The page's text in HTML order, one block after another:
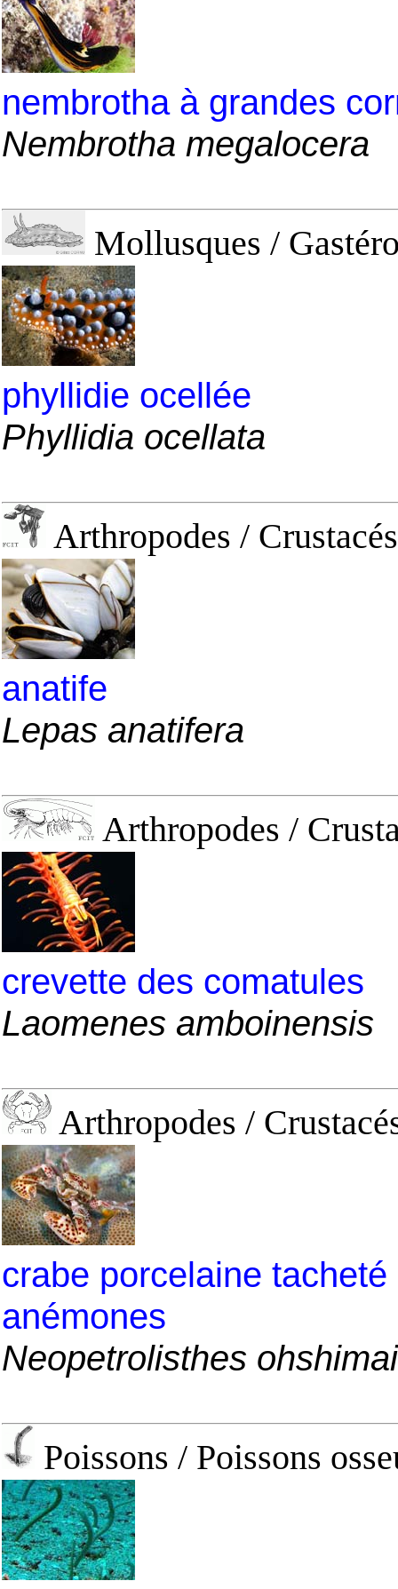
nembrotha à grandes
Nembrotha megalocera
Mollusques /
phyllidie ocellée
Phyllidia ocellata
Arthropodes /
anatife
Lepas anatifera
Arthropodes /
crevette des comatules
Laomenes amboinensis
Arthropodes /
crabe porcelaine tacheté
anémones
Neopetrolisthes ohshimai
Poissons / Poissons